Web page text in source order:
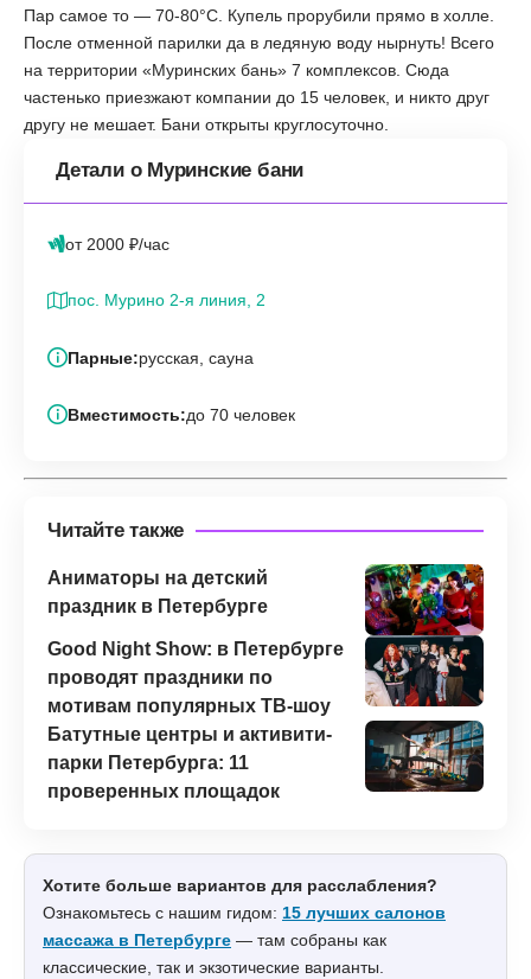
Пар самое то — 70-80°C. Купель прорубили прямо в холле.
После отменной парилки да в ледяную воду нырнуть! Всего
на территории «‎Муринских бань» 7 комплексов. Сюда
частенько приезжают компании до 15 человек, и никто друг
другу не мешает. Бани открыты круглосуточно.
Детали о Муринские бани
от 2000 ₽/час
пос. Мурино 2-я линия, 2
Парные:русская, сауна
Вместимость:до 70 человек
Читайте также
Аниматоры на детский
праздник в Петербурге
Good Night Show: в Петербурге
проводят праздники по
мотивам популярных ТВ-шоу
Батутные центры и активити-
парки Петербурга: 11
проверенных площадок
Хотите больше вариантов для расслабления?
Ознакомьтесь с нашим гидом: 15 лучших салонов
массажа в Петербурге — там собраны как
классические, так и экзотические варианты.